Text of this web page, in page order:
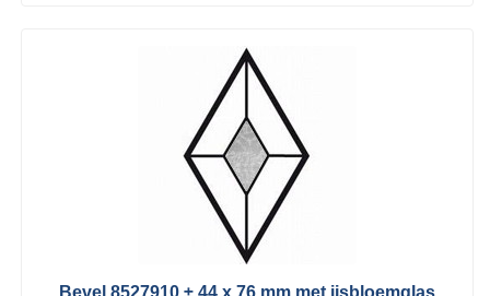
Bevel 8527910 ± 44 x 76 mm met ijsbloemglas